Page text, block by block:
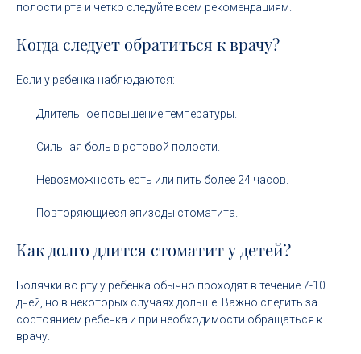
полости рта и четко следуйте всем рекомендациям.
Когда следует обратиться к врачу?
Если у ребенка наблюдаются:
Длительное повышение температуры.
Сильная боль в ротовой полости.
Невозможность есть или пить более 24 часов.
Повторяющиеся эпизоды стоматита.
Как долго длится стоматит у детей?
Болячки во рту у ребенка обычно проходят в течение 7-10
дней, но в некоторых случаях дольше. Важно следить за
состоянием ребенка и при необходимости обращаться к
врачу.